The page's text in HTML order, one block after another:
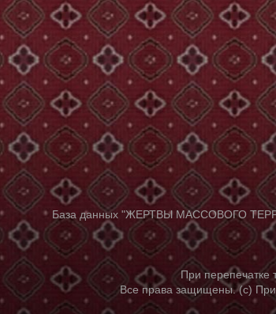
База данных "ЖЕРТВЫ МАССОВОГО
При перепечатке
Все права защищены. (с)